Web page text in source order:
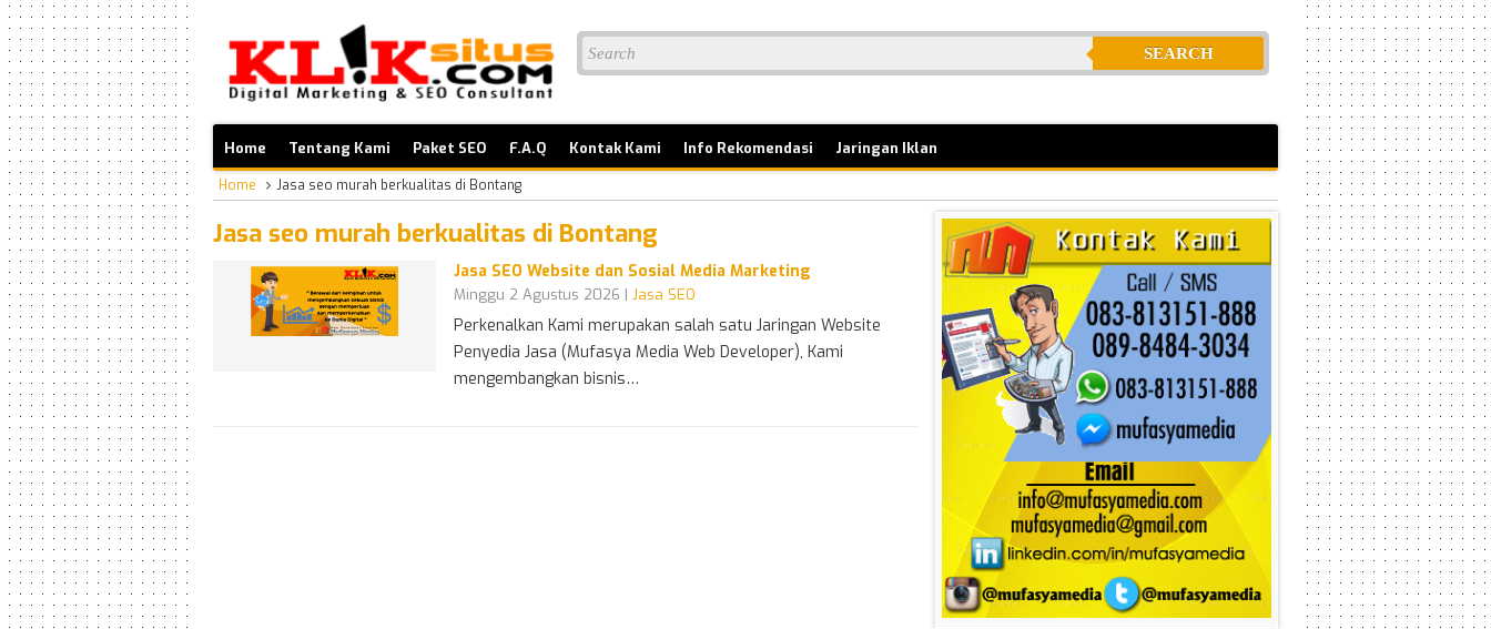
SEARCH
Home Tentang Kami Paket SEO F.A.Q Kontak Kami Info Rekomendasi Jaringan Iklan
Home Jasa seo murah berkualitas di Bontang
Jasa seo murah berkualitas di Bontang
Jasa SEO Website dan Sosial Media Marketing
Minggu 2 Agustus 2026 | Jasa SEO
Perkenalkan Kami merupakan salah satu Jaringan Website
Penyedia Jasa (Mufasya Media Web Developer), Kami
mengembangkan bisnis…